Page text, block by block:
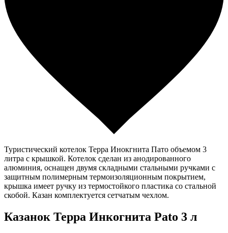
Туристический котелок Терра Инокгнита Пато объемом 3
литра с крышкой. Котелок сделан из анодированного
алюминия, оснащен двумя складными стальными ручками с
защитным полимерным термоизоляционным покрытием,
крышка имеет ручку из термостойкого пластика со стальной
скобой. Казан комплектуется сетчатым чехлом.
Казанок Терра Инкогнита Pato 3 л